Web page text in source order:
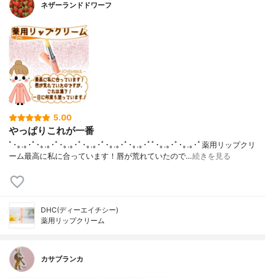
ネザーランドドワーフ
5.00
やっぱりこれが一番
ﾟ･｡.｡･ﾟ･｡.｡･ﾟ･｡.｡･ﾟ･｡.｡･ﾟ･｡.｡･ﾟ･｡.｡･ﾟﾟ･｡.｡･ﾟ･｡.｡･ﾟ薬用リップクリ
ーム最高に私に合っています！唇が荒れていたので…続きを見る
DHC(ディーエイチシー)
薬用リップクリーム
カサブランカ